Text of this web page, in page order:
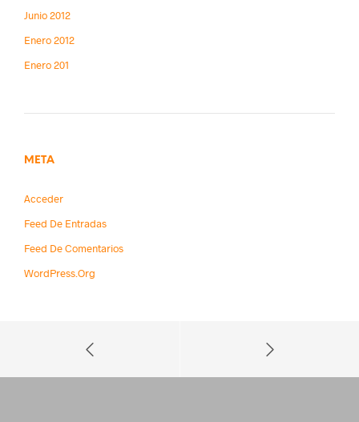
Junio 2012
Enero 2012
Enero 201
META
Acceder
Feed De Entradas
Feed De Comentarios
WordPress.org